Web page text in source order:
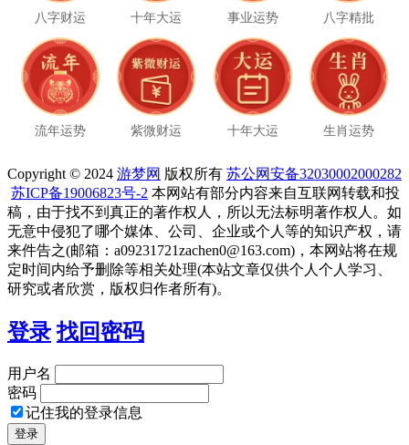
八字财运 十年大运 事业运势 八字精批
流年运势 紫微财运 十年大运 生肖运势
Copyright © 2024 游梦网 版权所有 苏公网安备32030002000282
苏ICP备19006823号-2 本网站有部分内容来自互联网转载和投
稿，由于找不到真正的著作权人，所以无法标明著作权人。如
无意中侵犯了哪个媒体、公司、企业或个人等的知识产权，请
来件告之(邮箱：a09231721zachen0@163.com)，本网站将在规
定时间内给予删除等相关处理(本站文章仅供个人个人学习、
研究或者欣赏，版权归作者所有)。
登录 找回密码
用户名
密码
记住我的登录信息